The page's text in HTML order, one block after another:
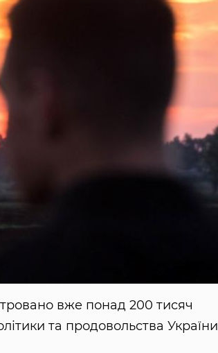
вже понад 200 тисяч
та продовольства України